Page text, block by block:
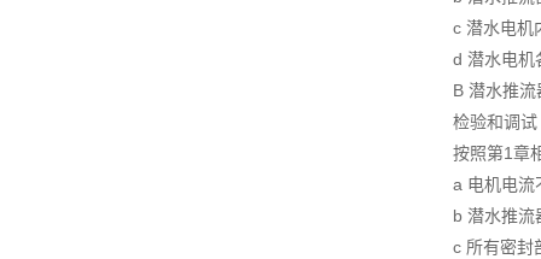
c 潜水电机
d 潜水电机
B 潜水推
检验和调试
按照第1章
a 电机电流
b 潜水推流
c 所有密封